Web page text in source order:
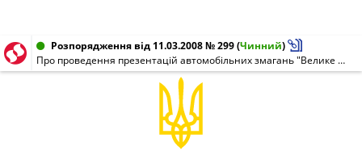
Розпорядження від 11.03.2008 № 299(Чинний)
Про проведення презентацій автомобільних змагань "Велике жіноче ралі" та традиційного X ювілейного автомобільного ралі "Столиця"